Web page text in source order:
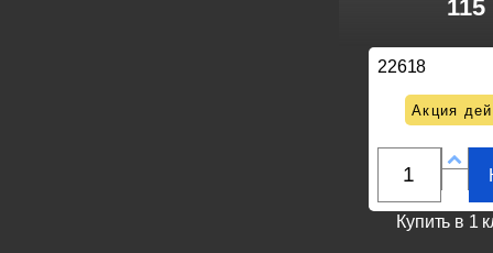
115
22618
Акция
Купить в 1